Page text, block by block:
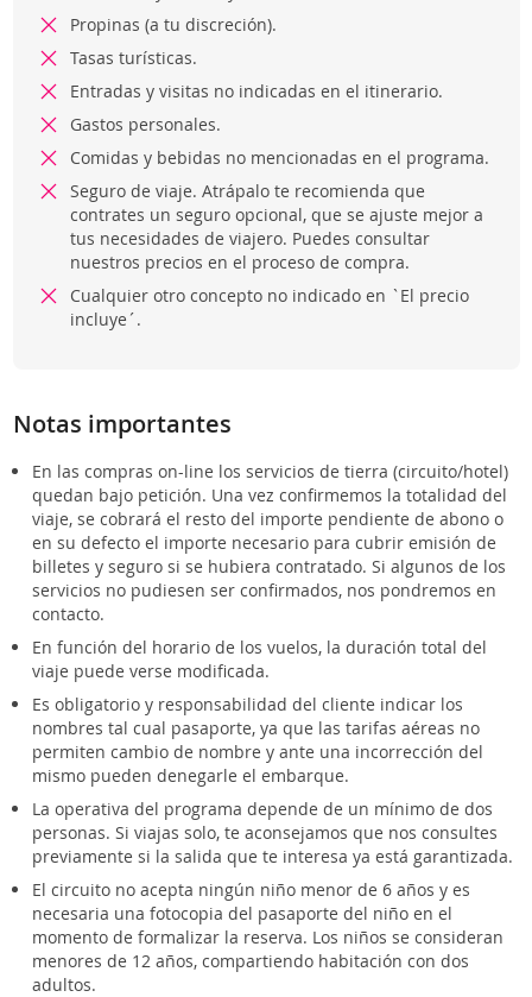
Propinas (a tu discreción).
Tasas turísticas.
Entradas y visitas no indicadas en el itinerario.
Gastos personales.
Comidas y bebidas no mencionadas en el programa.
Seguro de viaje. Atrápalo te recomienda que
contrates un seguro opcional, que se ajuste mejor a
tus necesidades de viajero. Puedes consultar
nuestros precios en el proceso de compra.
Cualquier otro concepto no indicado en `El precio
incluye´.
Notas importantes
En las compras on-line los servicios de tierra (circuito/hotel)
quedan bajo petición. Una vez confirmemos la totalidad del
viaje, se cobrará el resto del importe pendiente de abono o
en su defecto el importe necesario para cubrir emisión de
billetes y seguro si se hubiera contratado. Si algunos de los
servicios no pudiesen ser confirmados, nos pondremos en
contacto.
En función del horario de los vuelos, la duración total del
viaje puede verse modificada.
Es obligatorio y responsabilidad del cliente indicar los
nombres tal cual pasaporte, ya que las tarifas aéreas no
permiten cambio de nombre y ante una incorrección del
mismo pueden denegarle el embarque.
La operativa del programa depende de un mínimo de dos
personas. Si viajas solo, te aconsejamos que nos consultes
previamente si la salida que te interesa ya está garantizada.
El circuito no acepta ningún niño menor de 6 años y es
necesaria una fotocopia del pasaporte del niño en el
momento de formalizar la reserva. Los niños se consideran
menores de 12 años, compartiendo habitación con dos
adultos.